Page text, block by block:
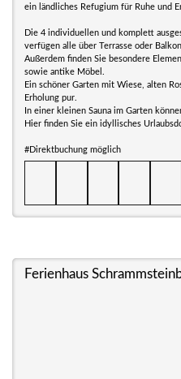
ein ländliches Refugium für Ruhe und
Die 4 individuellen und komplett
verfügen alle über Terrasse oder Balkon.
Außerdem finden Sie besondere
sowie antike Möbel.
Ein schöner Garten mit Wiese, alten
Erholung pur.
In einer kleinen Sauna im Garten
Hier finden Sie ein idyllisches
#Direktbuchung möglich
Ferienhaus